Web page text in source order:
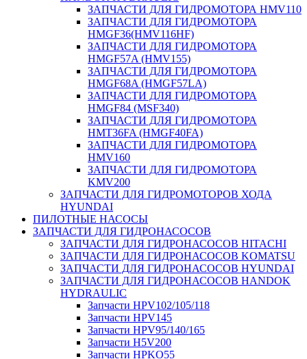
ЗАПЧАСТИ ДЛЯ ГИДРОМОТОРА HMV110
ЗАПЧАСТИ ДЛЯ ГИДРОМОТОРА
HMGF36(HMV116HF)
ЗАПЧАСТИ ДЛЯ ГИДРОМОТОРА
HMGF57A (HMV155)
ЗАПЧАСТИ ДЛЯ ГИДРОМОТОРА
HMGF68A (HMGF57LA)
ЗАПЧАСТИ ДЛЯ ГИДРОМОТОРА
HMGF84 (MSF340)
ЗАПЧАСТИ ДЛЯ ГИДРОМОТОРА
HMT36FA (HMGF40FA)
ЗАПЧАСТИ ДЛЯ ГИДРОМОТОРА
HMV160
ЗАПЧАСТИ ДЛЯ ГИДРОМОТОРА
KMV200
ЗАПЧАСТИ ДЛЯ ГИДРОМОТОРОВ ХОДА
HYUNDAI
ПИЛОТНЫЕ НАСОСЫ
ЗАПЧАСТИ ДЛЯ ГИДРОНАСОСОВ
ЗАПЧАСТИ ДЛЯ ГИДРОНАСОСОВ HITACHI
ЗАПЧАСТИ ДЛЯ ГИДРОНАСОСОВ KOMATSU
ЗАПЧАСТИ ДЛЯ ГИДРОНАСОСОВ HYUNDAI
ЗАПЧАСТИ ДЛЯ ГИДРОНАСОСОВ HANDOK
HYDRAULIC
Запчасти HPV102/105/118
Запчасти HPV145
Запчасти HPV95/140/165
Запчасти H5V200
Запчасти HPKO55